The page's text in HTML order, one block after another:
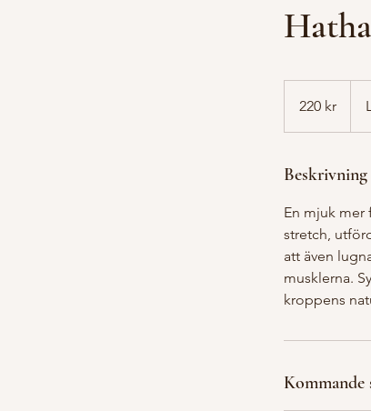
kronor220 kr
En mjuk mer
stretch,
att även
musklerna.
kroppens
Kommande